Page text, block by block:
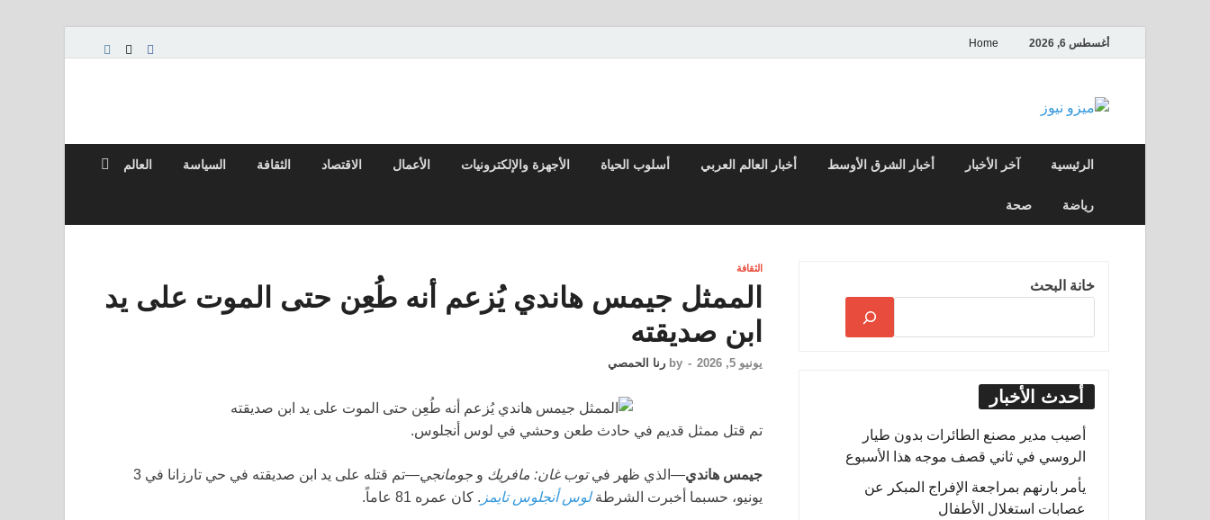
أغسطس 6, 2026 Home
ميزو نيوز
الرئيسية آخر الأخبار أخبار الشرق الأوسط أخبار العالم العربي أسلوب الحياة الأجهزة والإلكترونيات الأعمال الاقتصاد الثقافة السياسة العالم
رياضة صحة
الثقافة
الممثل جيمس هاندي يُزعم أنه طُعِن حتى الموت على يد
ابن صديقته
يونيو 5, 2026 -
by رنا الحمصي
تم قتل ممثل قديم في حادث طعن وحشي في لوس أنجلوس.
جيمس هاندي—الذي ظهر فيتوب غان: مافريك و جومانجي
—تم قتله على يد ابن صديقته في حي تارزانا في 3
يونيو، حسبما أخبرت الشرطةلوس أنجلوس تايمز . كان عمره 81 عاماً.
خانة البحث
أحدث الأخبار
أصيب مدير مصنع الطائرات بدون طيار
الروسي في ثاني قصف موجه هذا الأسبوع
يأمر بارنهم بمراجعة الإفراج المبكر عن
عصابات استغلال الأطفال